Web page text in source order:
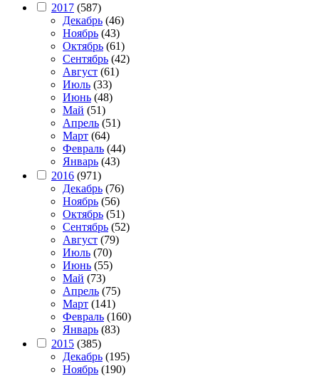
2017 (587)
Декабрь (46)
Ноябрь (43)
Октябрь (61)
Сентябрь (42)
Август (61)
Июль (33)
Июнь (48)
Май (51)
Апрель (51)
Март (64)
Февраль (44)
Январь (43)
2016 (971)
Декабрь (76)
Ноябрь (56)
Октябрь (51)
Сентябрь (52)
Август (79)
Июль (70)
Июнь (55)
Май (73)
Апрель (75)
Март (141)
Февраль (160)
Январь (83)
2015 (385)
Декабрь (195)
Ноябрь (190)